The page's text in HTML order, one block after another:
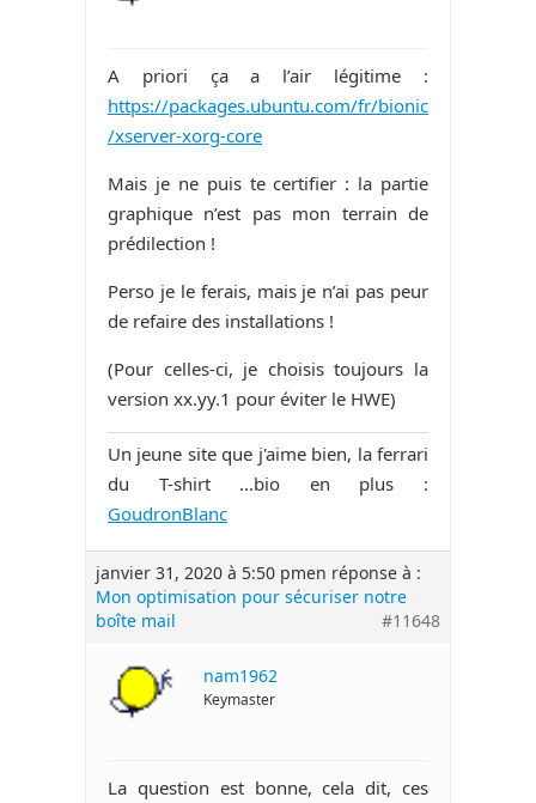
A priori ça a l’air légitime :
https://packages.ubuntu.com/fr/bionic
/xserver-xorg-core
Mais je ne puis te certifier : la partie
graphique n’est pas mon terrain de
prédilection !
Perso je le ferais, mais je n’ai pas peur
de refaire des installations !
(Pour celles-ci, je choisis toujours la
version xx.yy.1 pour éviter le HWE)
Un jeune site que j'aime bien, la ferrari
du T-shirt ...bio en plus :
GoudronBlanc
janvier 31, 2020 à 5:50 pmen réponse à :
Mon optimisation pour sécuriser notre
boîte mail
#11648
nam1962
Keymaster
La question est bonne, cela dit, ces